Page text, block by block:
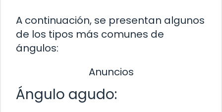
A continuación, se presentan algunos
de los tipos más comunes de
ángulos:
Anuncios
Ángulo agudo: